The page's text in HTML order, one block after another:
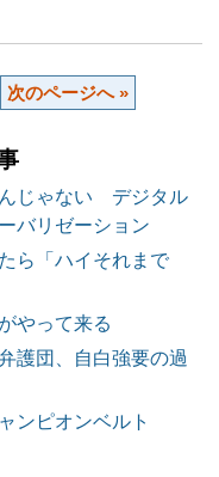
次のページへ »
じゃない デジタル
バリゼーション
ら「ハイそれまで
やって来る
護団、自白強要の過
ンピオンベルト